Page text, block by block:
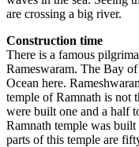
are crossing a big river.
Construction time
There is a famous
Rameswaram. The Bay
Ocean here.
temple of Ramnath is not
were built one and a half
Ramnath temple was
parts of this temple are